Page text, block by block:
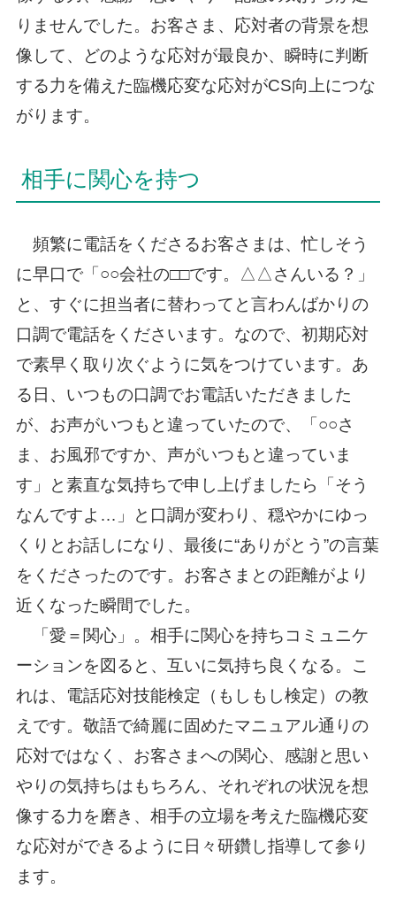
りませんでした。お客さま、応対者の背景を想
像して、どのような応対が最良か、瞬時に判断
する力を備えた臨機応変な応対がCS向上につな
がります。
相手に関心を持つ
頻繁に電話をくださるお客さまは、忙しそう
に早口で「○○会社の□□です。△△さんいる？」
と、すぐに担当者に替わってと言わんばかりの
口調で電話をくださいます。なので、初期応対
で素早く取り次ぐように気をつけています。あ
る日、いつもの口調でお電話いただきました
が、お声がいつもと違っていたので、「○○さ
ま、お風邪ですか、声がいつもと違っていま
す」と素直な気持ちで申し上げましたら「そう
なんですよ…」と口調が変わり、穏やかにゆっ
くりとお話しになり、最後に“ありがとう”の言葉
をくださったのです。お客さまとの距離がより
近くなった瞬間でした。
「愛＝関心」。相手に関心を持ちコミュニケ
ーションを図ると、互いに気持ち良くなる。こ
れは、電話応対技能検定（もしもし検定）の教
えです。敬語で綺麗に固めたマニュアル通りの
応対ではなく、お客さまへの関心、感謝と思い
やりの気持ちはもちろん、それぞれの状況を想
像する力を磨き、相手の立場を考えた臨機応変
な応対ができるように日々研鑽し指導して参り
ます。